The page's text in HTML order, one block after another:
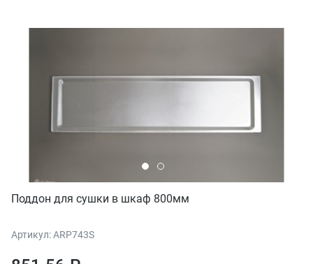
Поддон для сушки в шкаф 800мм
Артикул: ARP743S